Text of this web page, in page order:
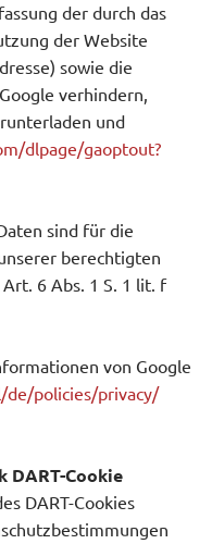
der durch das
der Website
sowie die
verhindern,
und
dlpage/gaoptout?
sind für die
berechtigten
6 Abs. 1 S. 1 lit. f
von Google
policies/privacy/
DART-Cookie
DART-Cookies